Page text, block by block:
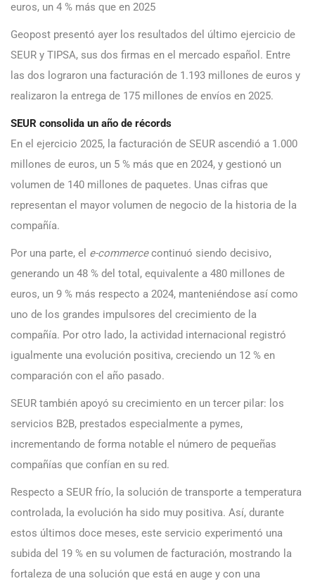
euros, un 4 % más que en 2025
Geopost presentó ayer los resultados del último ejercicio de
SEUR y TIPSA, sus dos firmas en el mercado español. Entre
las dos lograron una facturación de 1.193 millones de euros y
realizaron la entrega de 175 millones de envíos en 2025.
SEUR consolida un año de récords
En el ejercicio 2025, la facturación de SEUR ascendió a 1.000
millones de euros, un 5 % más que en 2024, y gestionó un
volumen de 140 millones de paquetes. Unas cifras que
representan el mayor volumen de negocio de la historia de la
compañía.
Por una parte, el e-commercecontinuó siendo decisivo,
generando un 48 % del total, equivalente a 480 millones de
euros, un 9 % más respecto a 2024, manteniéndose así como
uno de los grandes impulsores del crecimiento de la
compañía. Por otro lado, la actividad internacional registró
igualmente una evolución positiva, creciendo un 12 % en
comparación con el año pasado.
SEUR también apoyó su crecimiento en un tercer pilar: los
servicios B2B, prestados especialmente a pymes,
incrementando de forma notable el número de pequeñas
compañías que confían en su red.
Respecto a SEUR frío, la solución de transporte a temperatura
controlada, la evolución ha sido muy positiva. Así, durante
estos últimos doce meses, este servicio experimentó una
subida del 19 % en su volumen de facturación, mostrando la
fortaleza de una solución que está en auge y con una